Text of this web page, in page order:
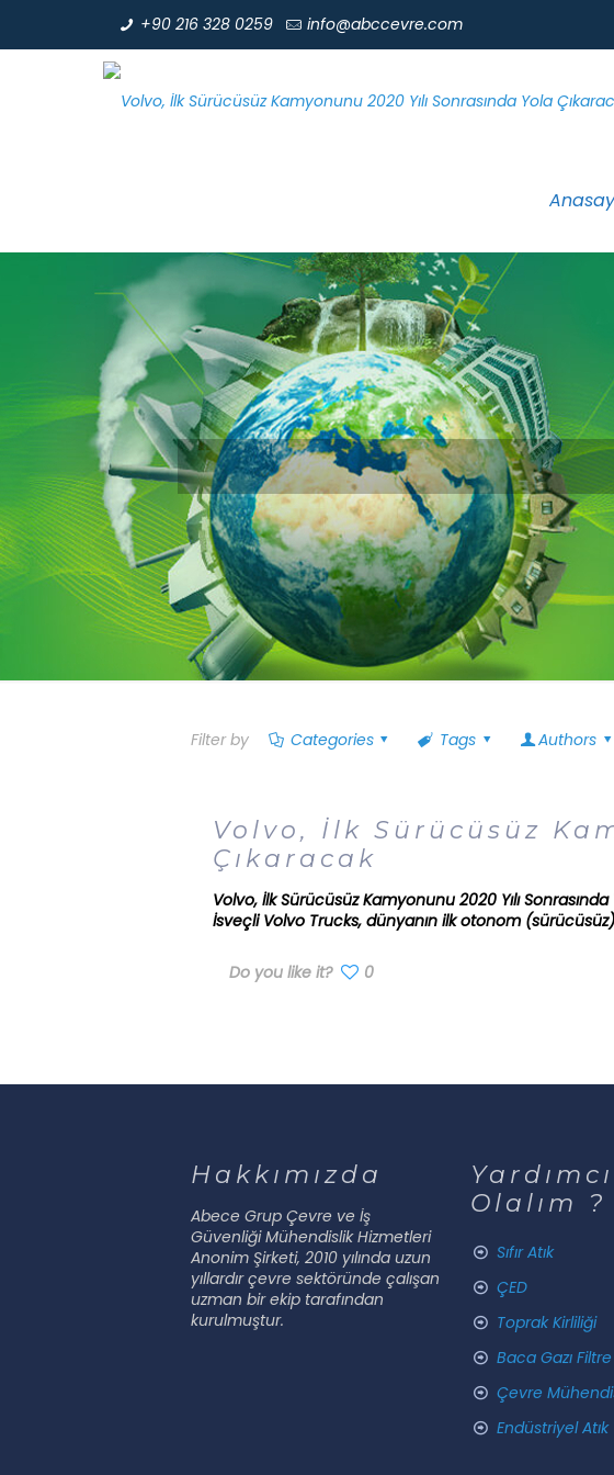
+90 216 328 0259 info@abccevre.com
Filter by Categories Tags Authors
Volvo, İlk Sürücüsüz
Çıkaracak
Volvo, İlk Sürücüsüz Kamyonunu 2020 Yılı
İsveçli Volvo Trucks, dünyanın ilk otonom
Do you like it? 0
Hakkımızda
Abece Grup Çevre ve İş
Güvenliği Mühendislik Hizmetleri
Anonim Şirketi, 2010 yılında uzun
yıllardır çevre sektöründe çalışan
uzman bir ekip tarafından
kurulmuştur.
Yardımcı
Olalım ?
Sıfır Atık
ÇED
Toprak Kirliliği
Baca Gazı
Çevre
Endüstriyel